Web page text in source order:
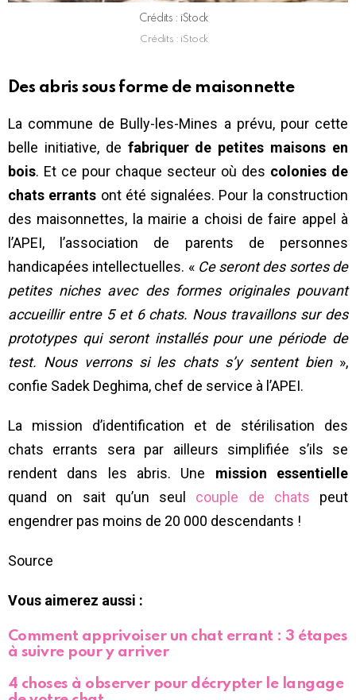
Crédits : iStock
Crédits : iStock
Des abris sous forme de maisonnette
La commune de Bully-les-Mines a prévu, pour cette
belle initiative, de fabriquer de petites maisons en
bois. Et ce pour chaque secteur où des colonies de
chats errants ont été signalées. Pour la construction
des maisonnettes, la mairie a choisi de faire appel à
l’APEI, l’association de parents de personnes
handicapées intellectuelles. « Ce seront des sortes de
petites niches avec des formes originales pouvant
accueillir entre 5 et 6 chats. Nous travaillons sur des
prototypes qui seront installés pour une période de
test. Nous verrons si les chats s’y sentent bien»,
confie Sadek Deghima, chef de service à l’APEI.
La mission d’identification et de stérilisation des
chats errants sera par ailleurs simplifiée s’ils se
rendent dans les abris. Une mission essentielle
quand on sait qu’un seul couple de chats peut
engendrer pas moins de 20 000 descendants !
Source
Vous aimerez aussi :
Comment apprivoiser un chat errant : 3 étapes
à suivre pour y arriver
4 choses à observer pour décrypter le langage